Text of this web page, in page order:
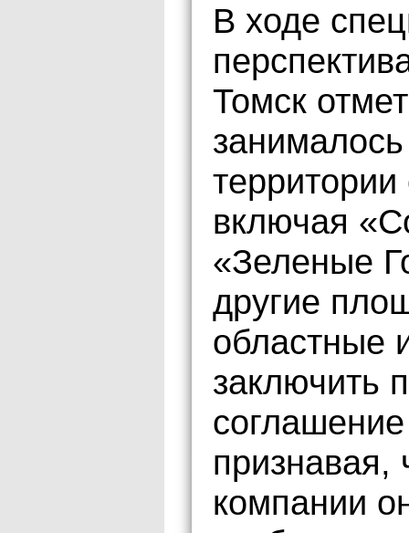
В ходе
Томск
включая
«Зеленые
другие
областные
заключить
признавая,
компании